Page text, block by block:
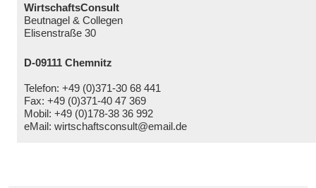
WirtschaftsConsult
Beutnagel & Collegen
Elisenstraße 30
D-09111 Chemnitz
Telefon: +49 (0)371-30 68 441
Fax: +49 (0)371-40 47 369
Mobil: +49 (0)178-38 36 992
eMail: wirtschaftsconsult@email.de